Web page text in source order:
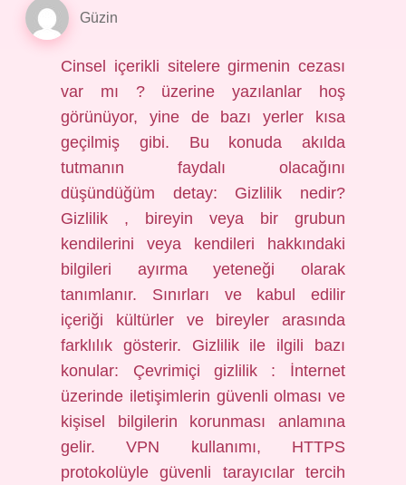
Güzin
Cinsel içerikli sitelere girmenin cezası
var mı ? üzerine yazılanlar hoş
görünüyor, yine de bazı yerler kısa
geçilmiş gibi. Bu konuda akılda
tutmanın faydalı olacağını
düşündüğüm detay: Gizlilik nedir?
Gizlilik , bireyin veya bir grubun
kendilerini veya kendileri hakkındaki
bilgileri ayırma yeteneği olarak
tanımlanır. Sınırları ve kabul edilir
içeriği kültürler ve bireyler arasında
farklılık gösterir. Gizlilik ile ilgili bazı
konular: Çevrimiçi gizlilik : İnternet
üzerinde iletişimlerin güvenli olması ve
kişisel bilgilerin korunması anlamına
gelir. VPN kullanımı, HTTPS
protokolüyle güvenli tarayıcılar tercih